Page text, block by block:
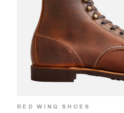
RED WING SHOES